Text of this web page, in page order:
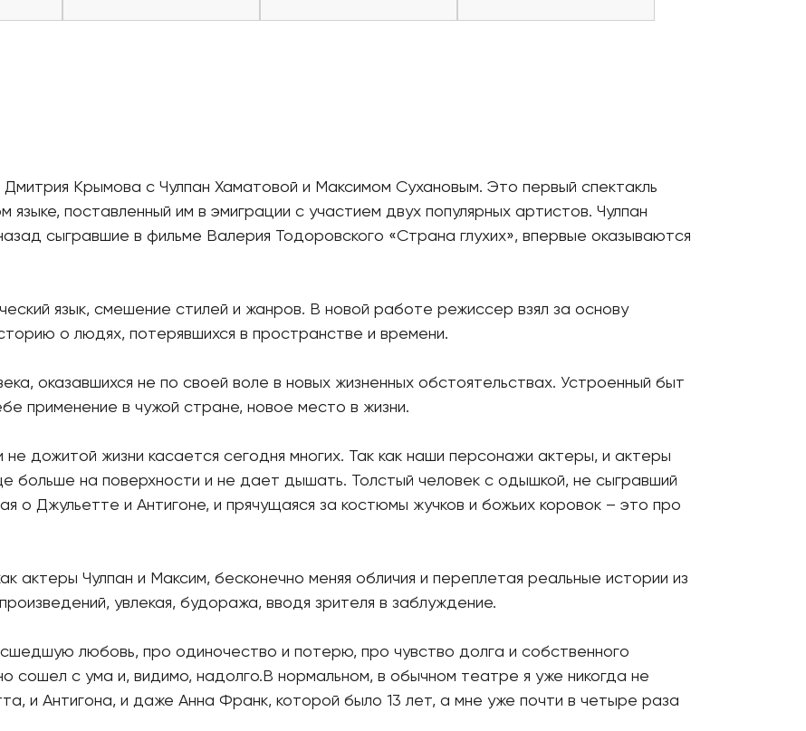
Крымова с Чулпан Хаматовой и Максимом Сухановым. Это первый спектакль
поставленный им в эмиграции с участием двух популярных артистов. Чулпан
сыгравшие в фильме Валерия Тодоровского «Страна глухих», впервые оказываются
язык, смешение стилей и жанров. В новой работе режиссер взял за основу
о людях, потерявшихся в пространстве и времени.
оказавшихся не по своей воле в новых жизненных обстоятельствах. Устроенный быт
применение в чужой стране, новое место в жизни.
дожитой жизни касается сегодня многих. Так как наши персонажи актеры, и актеры
больше на поверхности и не дает дышать. Толстый человек с одышкой, не сыгравший
о Джульетте и Антигоне, и прячущаяся за костюмы жучков и божьих коровок – это про
актеры Чулпан и Максим, бесконечно меняя обличия и переплетая реальные истории из
увлекая, будоража, вводя зрителя в заблуждение.
любовь, про одиночество и потерю, про чувство долга и собственного
сошел с ума и, видимо, надолго.В нормальном, в обычном театре я уже никогда не
и Антигона, и даже Анна Франк, которой было 13 лет, а мне уже почти в четыре раза